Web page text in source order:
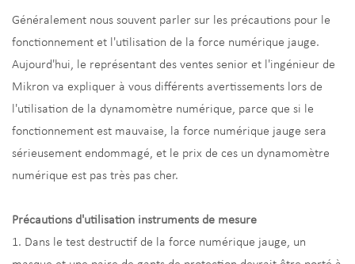
Généralement nous souvent parler sur les précautions pour le
fonctionnement et l'utilisation de la force numérique jauge.
Aujourd'hui, le représentant des ventes senior et l'ingénieur de
Mikron va expliquer à vous différents avertissements lors de
l'utilisation de la dynamomètre numérique, parce que si le
fonctionnement est mauvaise, la force numérique jauge sera
sérieusement endommagé, et le prix de ces un dynamomètre
numérique est pas très pas cher.
Précautions d'utilisation instruments de mesure
1. Dans le test destructif de la force numérique jauge, un